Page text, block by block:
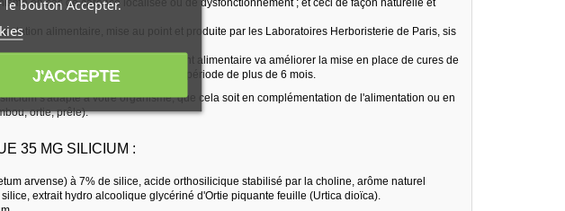
en cas de carence localisée ou de dysfonctionnement ; et ceci de façon naturelle et
alimentaire, mise au point et produite par les Laboratoires Herboristerie de Paris, sis
des articulations, ce complément alimentaire va améliorer la mise en place de cures de
une nouvelle cure sur une période de plus de 6 mois.
s'adapte à votre organisme, que cela soit en complémentation de l'alimentation ou en
ortie, prêle).
35 MG SILICIUM :
arvense) à 7% de silice, acide orthosilicique stabilisé par la choline, arôme naturel
extrait hydro alcoolique glycériné d'Ortie piquante feuille (Urtica dioïca).
bouton Accepter.
J'ACCEPTE